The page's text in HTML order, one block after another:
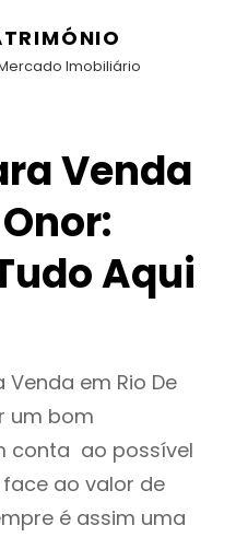
Imobiliário
Venda
Aqui
Venda em Rio De
um bom
conta ao possível
ao valor de
é assim uma